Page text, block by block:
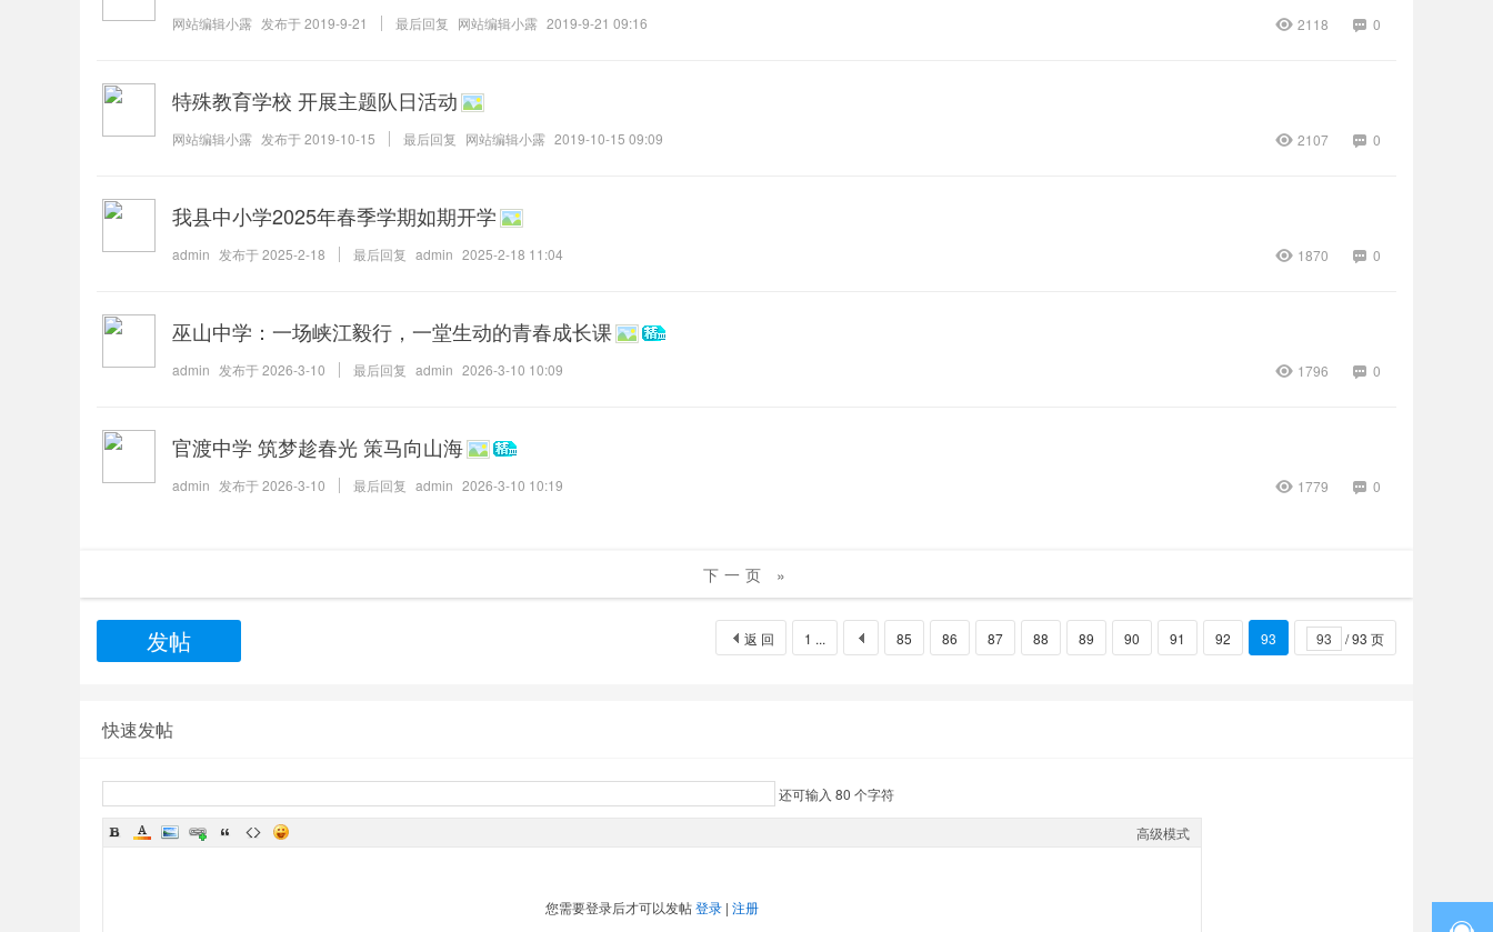
网站编辑小露 发布于2019-9-21 最后回复 网站编辑小露 2019-9-21 09:16 0
2118
特殊教育学校 开展主题队日活动
网站编辑小露 发布于2019-10-15 最后回复 网站编辑小露 2019-10-15 09:09 0
2107
我县中小学2025年春季学期如期开学
admin 发布于2025-2-18 最后回复 admin 2025-2-18 11:04 0
1870
巫山中学：一场峡江毅行，一堂生动的青春成长课
admin 发布于2026-3-10 最后回复 admin 2026-3-10 10:09 0
1796
官渡中学 筑梦趁春光 策马向山海
admin 发布于2026-3-10 最后回复 admin 2026-3-10 10:19 0
1779
下一页 »
1 ... 85 86 87 88 89 90 91 92 93 / 93 页
返 回
发帖
快速发帖
还可输入 80 个字符
高级模式
您需要登录后才可以发帖登录 | 注册